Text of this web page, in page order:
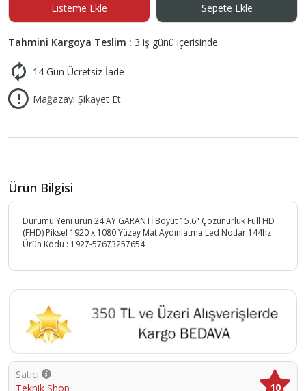
Listeme Ekle Sepete Ekle
Tahmini Kargoya Teslim : 3 iş günü içerisinde
14 Gün Ücretsiz İade
Mağazayı Şikayet Et
Ürün Bilgisi
Durumu Yeni ürün 24 AY GARANTİ Boyut 15.6" Çözünürlük Full HD
(FHD) Piksel 1920 x 1080 Yüzey Mat Aydınlatma Led Notlar 144hz
Ürün Kodu : 1927-57673257654
Satıcı
Teknik Shop
10